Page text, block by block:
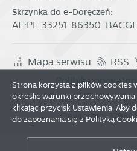
Skrzynka do e-Doręczeń:
AE:PL-33251-86350-
Mapa serwisu RSS
Polityka
Odwiedzin:
Strona korzysta z plików cookies
określić warunki
klikając przycisk Ustawienia. Aby
do zapoznania się z Polityką
Zapisz